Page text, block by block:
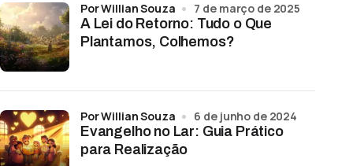
A Lei do Retorno: Tudo o Que
Plantamos, Colhemos?
por Willian Souza 7 de março de 2025
Evangelho no Lar: Guia Prático
para Realização
por Willian Souza 6 de junho de 2024